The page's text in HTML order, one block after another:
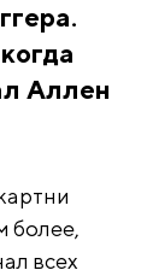
Аллен
более,
всех